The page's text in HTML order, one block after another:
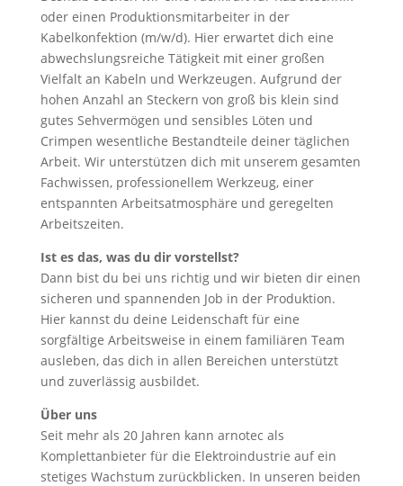
oder einen Produktionsmitarbeiter in der
Kabelkonfektion (m/w/d). Hier erwartet dich eine
abwechslungsreiche Tätigkeit mit einer großen
Vielfalt an Kabeln und Werkzeugen. Aufgrund der
hohen Anzahl an Steckern von groß bis klein sind
gutes Sehvermögen und sensibles Löten und
Crimpen wesentliche Bestandteile deiner täglichen
Arbeit. Wir unterstützen dich mit unserem gesamten
Fachwissen, professionellem Werkzeug, einer
entspannten Arbeitsatmosphäre und geregelten
Arbeitszeiten.
Ist es das, was du dir vorstellst?
Dann bist du bei uns richtig und wir bieten dir einen
sicheren und spannenden Job in der Produktion.
Hier kannst du deine Leidenschaft für eine
sorgfältige Arbeitsweise in einem familiären Team
ausleben, das dich in allen Bereichen unterstützt
und zuverlässig ausbildet.
Über uns
Seit mehr als 20 Jahren kann arnotec als
Komplettanbieter für die Elektroindustrie auf ein
stetiges Wachstum zurückblicken. In unseren beiden